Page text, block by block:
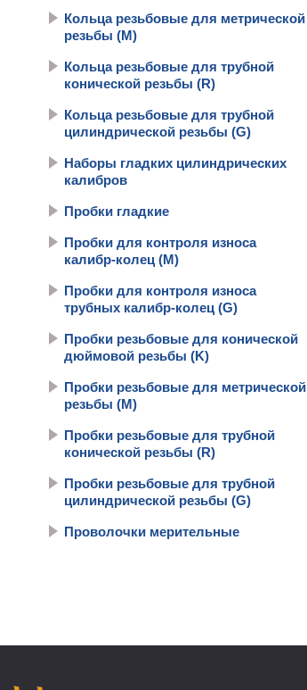
Кольца резьбовые для метрической
резьбы (М)
Кольца резьбовые для трубной
конической резьбы (R)
Кольца резьбовые для трубной
цилиндрической резьбы (G)
Наборы гладких цилиндрических
калибров
Пробки гладкие
Пробки для контроля износа
калибр-колец (М)
Пробки для контроля износа
трубных калибр-колец (G)
Пробки резьбовые для конической
дюймовой резьбы (K)
Пробки резьбовые для метрической
резьбы (М)
Пробки резьбовые для трубной
конической резьбы (R)
Пробки резьбовые для трубной
цилиндрической резьбы (G)
Проволочки мерительные